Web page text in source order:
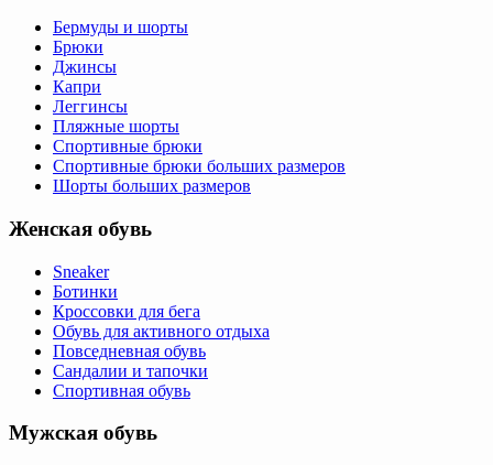
Бермуды и шорты
Брюки
Джинсы
Капри
Леггинсы
Пляжные шорты
Спортивные брюки
Спортивные брюки больших размеров
Шорты больших размеров
Женская обувь
Sneaker
Ботинки
Кроссовки для бега
Обувь для активного отдыха
Повседневная обувь
Сандалии и тапочки
Спортивная обувь
Мужская обувь